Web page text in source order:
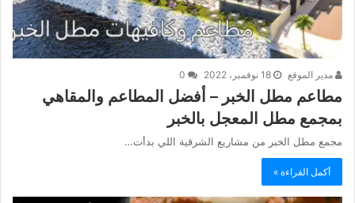
مدير الموقع 18 نوفمبر، 2022
مطاعم مطل الخبر – أفضل المطاعم والمقاهي
بمجمع مطل المعجل بالخبر
مجمع مطل الخبر من مشاريع الشرقية اللي بدأت…
أكمل القراءة »